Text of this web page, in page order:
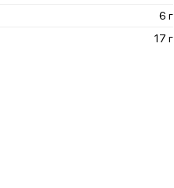
6 г
17 г